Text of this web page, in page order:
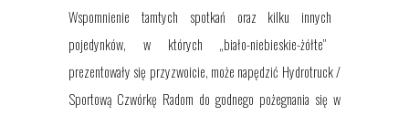
Wspomnienie tamtych spotkań oraz kilku innych
pojedynków, w których „biało-niebieskie-żółte”
prezentowały się przyzwoicie, może napędzić Hydrotruck /
Sportową Czwórkę Radom do godnego pożegnania się w